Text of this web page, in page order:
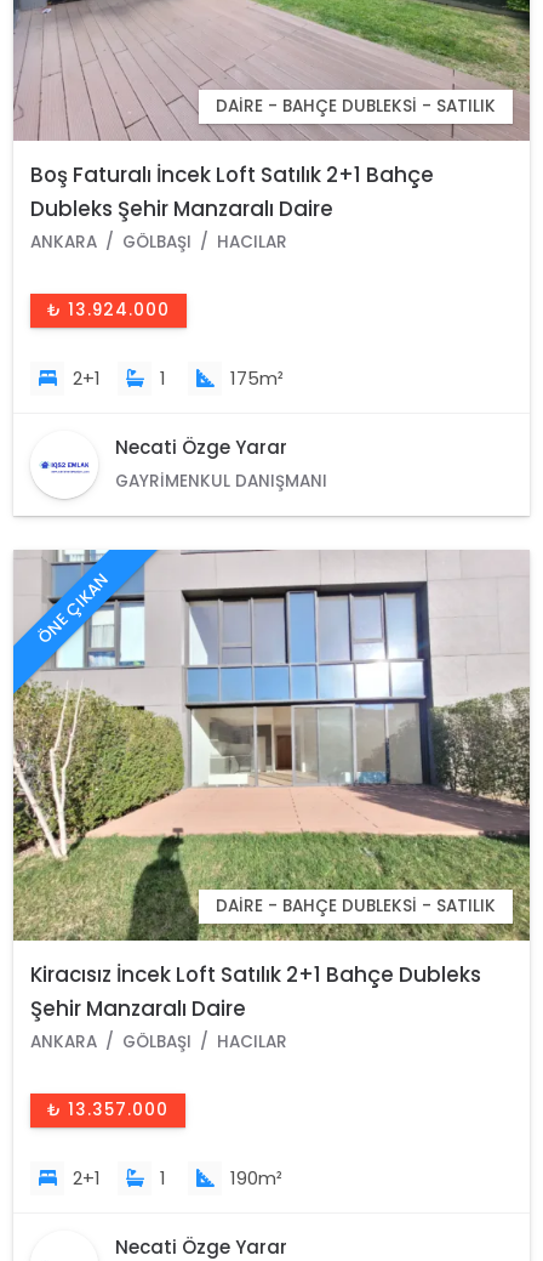
DAIRE - BAHÇE DUBLEKSI - SATILIK
Boş Faturalı İncek Loft Satılık 2+1 Bahçe
Dubleks Şehir Manzaralı Daire
ANKARA GÖLBAŞI HACILAR
₺ 13.924.000
2+1 1 175m²
Necati Özge Yarar
GAYRIMENKUL DANIŞMANI
ÖNE ÇIKAN
DAIRE - BAHÇE DUBLEKSI - SATILIK
Kiracısız İncek Loft Satılık 2+1 Bahçe Dubleks
Şehir Manzaralı Daire
ANKARA GÖLBAŞI HACILAR
₺ 13.357.000
2+1 1 190m²
Necati Özge Yarar